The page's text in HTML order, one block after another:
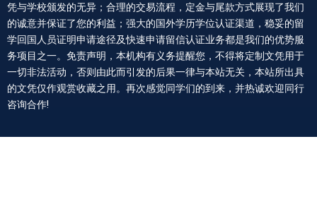
凭与学校颁发的无异；合理的交易流程，定金与尾款方式展现了我们
的诚意并保证了您的利益；强大的国外学历学位认证渠道，稳妥的留
学回国人员证明申请途径及快速申请留信认证业务都是我们的优势服
务项目之一。免责声明，本机构有义务提醒您，不得将定制文凭用于
一切非法活动，否则由此而引发的后果一律与本站无关，本站所出具
的文凭仅作观赏收藏之用。再次感觉同学们的到来，并热诚欢迎同行
咨询合作!